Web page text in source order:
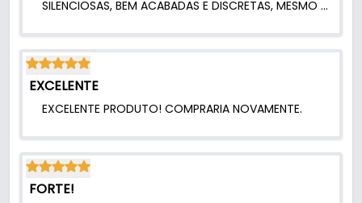
SILENCIOSAS, BEM ACABADAS E DISCRETAS, MESMO NA VERSÃO CROMADA. RECOMENDO!.
EXCELENTE
EXCELENTE PRODUTO! COMPRARIA NOVAMENTE.
FORTE!